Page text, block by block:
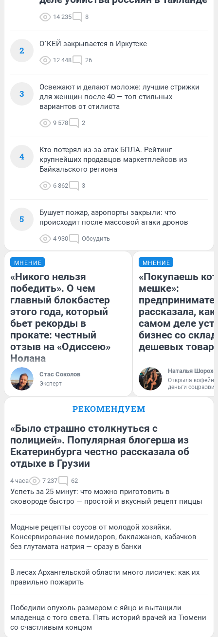
14 235 8
2
О`КЕЙ закрывается в Иркутске
12 448 26
3
Освежают и делают моложе: лучшие стрижки
для женщин после 40 — топ стильных
вариантов от стилиста
9 578 2
4
Кто потерял из-за атак БПЛА. Рейтинг
крупнейших продавцов маркетплейсов из
Байкальского региона
6 862 3
5
Бушует пожар, аэропорты закрыли: что
происходит после массовой атаки дронов
4 930 Обсудить
МНЕНИЕ
«Никого нельзя
победить». О чем
главный блокбастер
этого года, который
бьет рекорды в
прокате: честный
отзыв на «Одиссею»
Нолана
Стас Соколов
Эксперт
МНЕНИЕ
«Покупаешь
мешке»:
рассказала, как
самом деле
бизнес со
дешевых
Наталья
Открыла
деньги
РЕКОМЕНДУЕМ
«Было страшно столкнуться с
полицией». Популярная блогерша из
Екатеринбурга честно рассказала об
отдыхе в Грузии
4 часа 7 237 62
Успеть за 25 минут: что можно приготовить в
сковороде быстро — простой и вкусный рецепт пиццы
Модные рецепты соусов от молодой хозяйки.
Консервирование помидоров, баклажанов, кабачков
без глутамата натрия — сразу в банки
В лесах Архангельской области много лисичек: как их
правильно пожарить
Победили опухоль размером с яйцо и вытащили
младенца с того света. Пять историй врачей из Тюмени
со счастливым концом